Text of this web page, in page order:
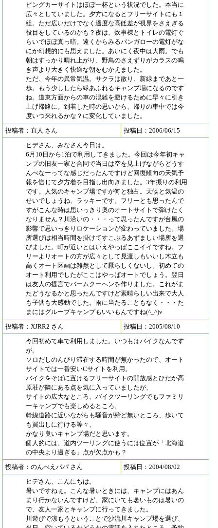
ピングカーサイトはほぼ一杯という状況でした。本当に
広々としていました。夕方になるとフリーサイトにも１
組。ただ広いだけでなく適度な高低差が視界をさえぎる
役目をしているのかも？夜は、炊事棟とトイレの電灯ぐ
らいでほぼ真っ暗。遠くからみるバンガローの電灯がな
にか幻想的にも思えました。あいにく夜中は大雨。でも
朝はすっかり晴れ上がり、野鳥のさえずりがカラスの鳴
き声より大きく快適な朝をむかえました。
ただ、今年の異常気温。サクラは散り、新緑まであと一
歩。もう少ししたら緑あふれるキャンプ場になるのです
ね。道東方面からの車の混雑を避けるために早々に引き
上げ帰路に。到着した時の思いから、帰りの車中では今
度いつ来れるかな？に変化していました。
投稿者：直人 さん
投稿日：2006/06/15
ヒデさん、みなさん今日は。
6月10日から1泊で利用してきました。今回は今年初キャ
ンプの旧友一家と合同で当日は空を見上げながらどうす
んべなーってな感じだったんですけど回復傾向の天気予
報を信じて夕方着を目指し出向きました。3年振りの利用
です。人気のキャンプ場ですが何と独占。天候と気温の
せいでしょうね、ラッキーです。フリーとも思ったんで
すがこんな時は思いっきり奥のオートサイトで弾けたく
なりません？川沿いの・・・って思ったんですが台風の
影響で思いっきりロケーションが変わっていました。場
所選びは相当時間を掛けてすこぶるあずましい場所を選
びました。町が近いとはいえやっぱここイイですね。フ
リーよりオートの方が広々として見渡しもいいし木立も
高くオート区画は雑然として厭らしくないし。初めての
オート利用でしたがここはやっぱオートでしょう。翌日
は友人の提言でバームクーヘンを作りました。これがま
たどうなるかと思ったんですけど素晴らしい出来で大人
も子供も大感動でした。雨に当たることもなく・・・た
まにはグループキャンプもいいもんですね(^_^)v
投稿者：XJRR2 さん
投稿日：2005/08/10
今回初めて車で利用しました。いつもはバイクなんです
が。
ソロだしのんびり滞在する時間が無かったので、オート
サイトでは一番安いCサイトを利用。
バイクをそばに置けるフリーサイトの開放感とひだか高
原荘が隣にある点を気に入っていましたが、
サイトの広大なところ、バイクツーリングでもファミリ
ーキャンプでも楽しめるところ、
幹線道路に近いながらも騒音が殆ど無いところ、歩いて
も買出しに行ける等々、
かなり良いキャンプ場だと思います。
個人的には、道内ツーリングに使うには位置が「北海道
の中央より過ぎる」点が欠点かも？
投稿者：のんべえパパ さん
投稿日：2004/08/02
ヒデさん、こんにちは。
暑いですねぇ。こんな暑いときには、キャンプにはあん
まり行かないんですけど、家にいても暑いものは暑いの
で、友人一家とキャンプに行ってきました。
川遊びで涼もうということで沙流川キャンプ場を選び、